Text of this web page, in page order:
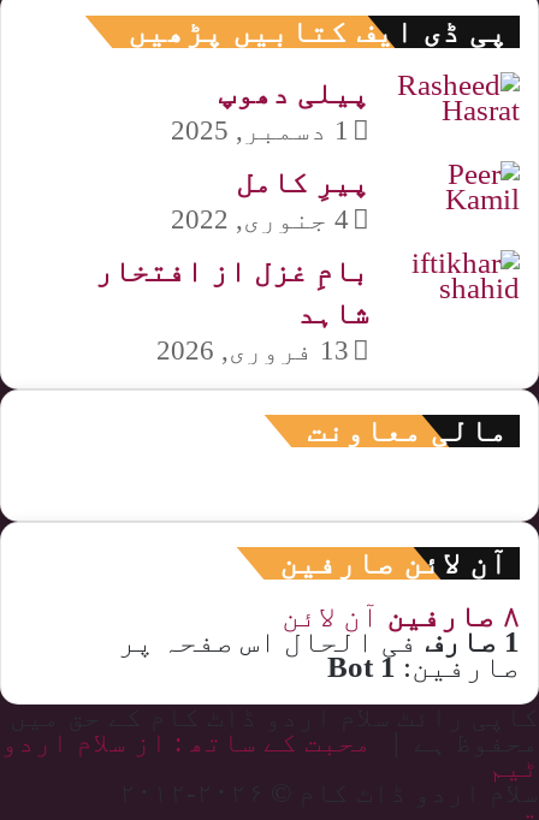
پی ڈی ایف کتابیں پڑھیں
پیلی دھوپ
1 دسمبر, 2025
پیرِ کامل
4 جنوری, 2022
بامِ غزل از افتخار
شاہد
13 فروری, 2026
مالی معاونت
آن لائن صارفین
۸ صارفین آن لائن
1 صارف فی الحال اس صفحہ پر
صارفین: 1 Bot
محبت کے ساتھ : از سلام اردو
ٹیم
سلام اردو ڈاٹ کام © ۲۰۲۶-۲۰۱۲